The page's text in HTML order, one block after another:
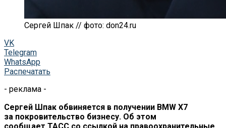
Сергей Шпак // фото: don24.ru
VK
Telegram
WhatsApp
Распечатать
- реклама -
Сергей Шпак обвиняется в получении BMW X7
за покровительство бизнесу. Об этом